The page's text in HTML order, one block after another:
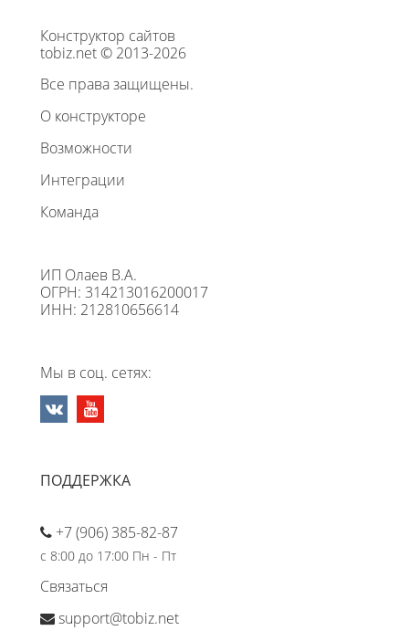
Конструктор сайтов
tobiz.net © 2013-2026
Все права защищены.
О конструкторе
Возможности
Интеграции
Команда
ИП Олаев В.А.
ОГРН: 314213016200017
ИНН: 212810656614
Мы в соц. сетях:
ПОДДЕРЖКА
+7 (906) 385-82-87
с 8:00 до 17:00 Пн - Пт
Связаться
support@tobiz.net